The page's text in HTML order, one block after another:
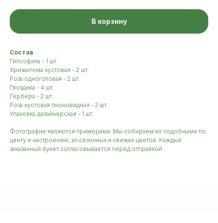
В корзину
Сocтaв
Гипсофила - 1 шт.
Хризантема кустовая - 2 шт.
Роза одноголовая - 2 шт.
Гвоздика - 4 шт.
Гербера - 2 шт.
Роза кустовая пионовидная - 2 шт.
Упаковка дизайнерская - 1 шт.
Фотографии являются примерами. Мы собираем их подобными по
цвету и настроению, из сезонных и свежих цветов. Каждый
заказанный букет согласовывается перед отправкой.